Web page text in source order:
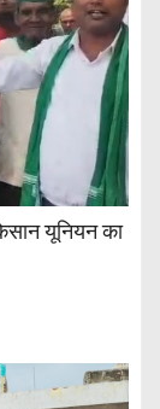
यूनियन का